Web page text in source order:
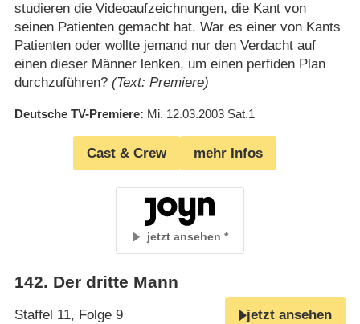
studieren die Videoaufzeichnungen, die Kant von
seinen Patienten gemacht hat. War es einer von Kants
Patienten oder wollte jemand nur den Verdacht auf
einen dieser Männer lenken, um einen perfiden Plan
durchzuführen? (Text: Premiere)
Deutsche TV-Premiere Mi. 12.03.2003 Sat.1
Cast & Crew mehr Infos
jetzt ansehen
142. Der dritte Mann
Staffel 11, Folge 9 jetzt ansehen